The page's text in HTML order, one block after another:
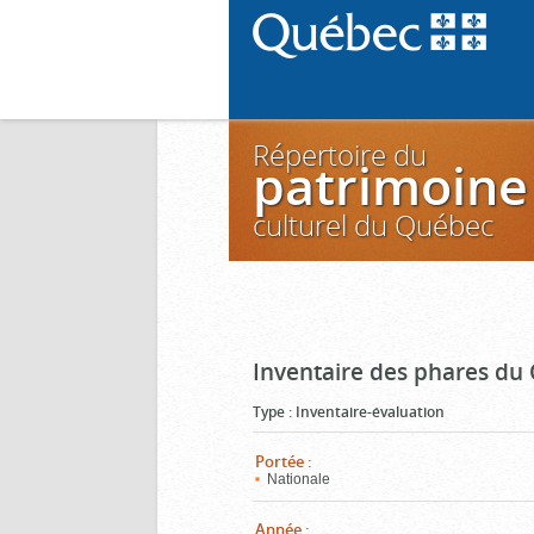
Répertoire du
patrimoine
culturel du Québec
Inventaire des phares du
Type : Inventaire-évaluation
Portée :
Nationale